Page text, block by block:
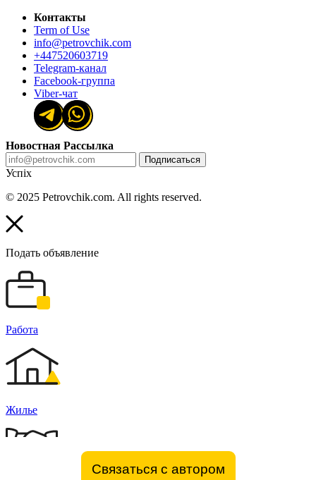
Связаться с автором
Контакты
Term of Use
info@petrovchik.com
+447520603719
Telegram-канал
Facebook-группа
Viber-чат
Новостная Рассылка
Подписаться
Успіх
© 2025 Petrovchik.com. All rights reserved.
Подать объявление
Работа
Жилье